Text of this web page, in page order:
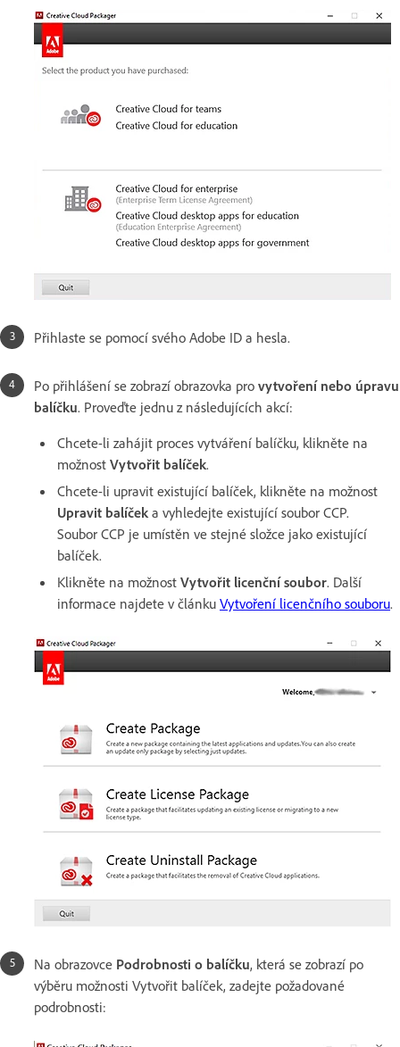
Přihlaste se pomocí svého Adobe ID a hesla.
Po přihlášení se zobrazí obrazovka pro vytvoření nebo úpravu
balíčku. Proveďte jednu z následujících akcí:
Chcete-li zahájit proces vytváření balíčku, klikněte na
možnost Vytvořit balíček.
Chcete-li upravit existující balíček, klikněte na možnost
Upravit balíček a vyhledejte existující soubor CCP.
Soubor CCP je umístěn ve stejné složce jako existující
balíček.
Klikněte na možnost Vytvořit licenční soubor. Další
informace najdete v článku Vytvoření licenčního souboru.
Na obrazovce Podrobnosti o balíčku, která se zobrazí po
výběru možnosti Vytvořit balíček, zadejte požadované
podrobnosti: